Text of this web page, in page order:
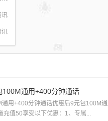
讯
讯
100M通用+400分钟通话
用+400分钟通话优惠后9元包100M
充值50享受以下优惠：1、专属...